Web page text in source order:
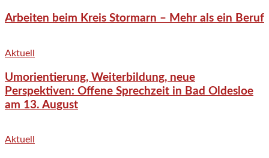
Arbeiten beim Kreis Stormarn – Mehr als ein Beruf
Aktuell
Umorientierung, Weiterbildung, neue
Perspektiven: Offene Sprechzeit in Bad Oldesloe
am 13. August
Aktuell